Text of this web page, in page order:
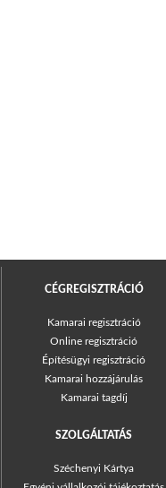
CÉGREGISZTRÁCIÓ
Kamarai regisztráció
Online regisztráció
Építésügyi regisztráció
Kamarai hozzájárulás
Kamarai tagdíj
SZOLGÁLTATÁS
Széchenyi Kártya